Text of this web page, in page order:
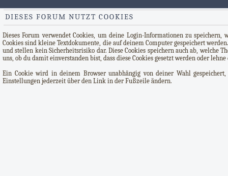
DIESES FORUM NUTZT COOKIES
Dieses Forum verwendet Cookies, um deine Login-Informationen zu
Cookies sind kleine Textdokumente, die auf deinem Computer gespeichert
und stellen kein Sicherheitsrisiko dar. Diese Cookies speichern auch ab, welche
uns, ob du damit einverstanden bist, dass diese Cookies gesetzt werden oder lehne
Ein Cookie wird in deinem Browser unabhängig von deiner Wahl
Einstellungen jederzeit über den Link in der Fußzeile ändern.